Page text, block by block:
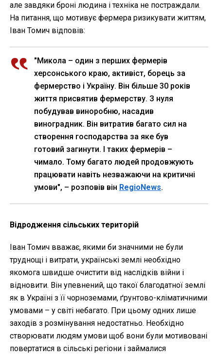
але завдяки броні людина і техніка не постраждали.
На питання, що мотивує фермера ризикувати життям,
Іван Томич відповів:
"Микола – один з перших фермерів
херсонського краю, активіст, борець за
фермерство і Україну. Він більше 30 років
життя присвятив фермерству. З нуля
побудував виноробню, насадив
виноградник. Він витратив багато сил на
створення господарства за яке був
готовий загинути. І таких фермерів –
чимало. Тому багато людей продовжують
працювати навіть незважаючи на критичні
умови", – розповів він RegioNews.
Відродження сільських територій
Іван Томич вважає, якими би значними не були
труднощі і витрати, українські землі необхідно
якомога швидше очистити від наслідків війни і
відновити. Він упевнений, що такої благодатної землі
як в Україні з її чорноземами, ґрунтово-кліматичними
умовами – у світі небагато. При цьому одних лише
заходів з розмінування недостатньо. Необхідно
створювати людям умови щоб вони були мотивовані
повертатися в сільські регіони і займалися